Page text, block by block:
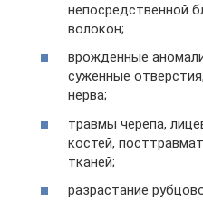
непосредственной
волокон;
врожденные
суженные
нерва;
травмы черепа,
костей,
тканей;
разрастание